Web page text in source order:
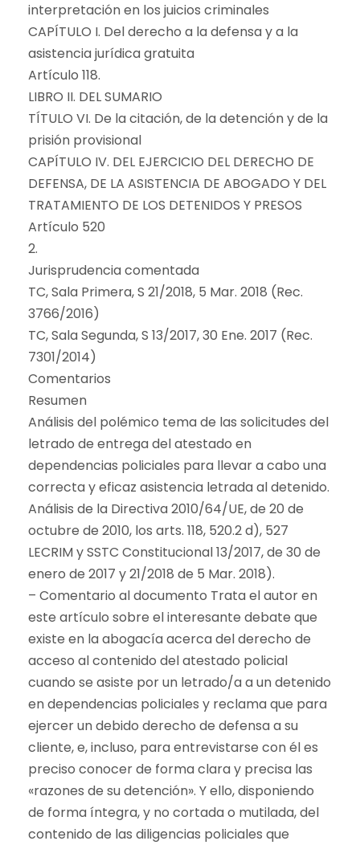
interpretación en los juicios criminales
CAPÍTULO I. Del derecho a la defensa y a la
asistencia jurídica gratuita
Artículo 118.
LIBRO II. DEL SUMARIO
TÍTULO VI. De la citación, de la detención y de la
prisión provisional
CAPÍTULO IV. DEL EJERCICIO DEL DERECHO DE
DEFENSA, DE LA ASISTENCIA DE ABOGADO Y DEL
TRATAMIENTO DE LOS DETENIDOS Y PRESOS
Artículo 520
2.
Jurisprudencia comentada
TC, Sala Primera, S 21/2018, 5 Mar. 2018 (Rec.
3766/2016)
TC, Sala Segunda, S 13/2017, 30 Ene. 2017 (Rec.
7301/2014)
Comentarios
Resumen
Análisis del polémico tema de las solicitudes del
letrado de entrega del atestado en
dependencias policiales para llevar a cabo una
correcta y eficaz asistencia letrada al detenido.
Análisis de la Directiva 2010/64/UE, de 20 de
octubre de 2010, los arts. 118, 520.2 d), 527
LECRIM y SSTC Constitucional 13/2017, de 30 de
enero de 2017 y 21/2018 de 5 Mar. 2018).
– Comentario al documento Trata el autor en
este artículo sobre el interesante debate que
existe en la abogacía acerca del derecho de
acceso al contenido del atestado policial
cuando se asiste por un letrado/a a un detenido
en dependencias policiales y reclama que para
ejercer un debido derecho de defensa a su
cliente, e, incluso, para entrevistarse con él es
preciso conocer de forma clara y precisa las
«razones de su detención». Y ello, disponiendo
de forma íntegra, y no cortada o mutilada, del
contenido de las diligencias policiales que